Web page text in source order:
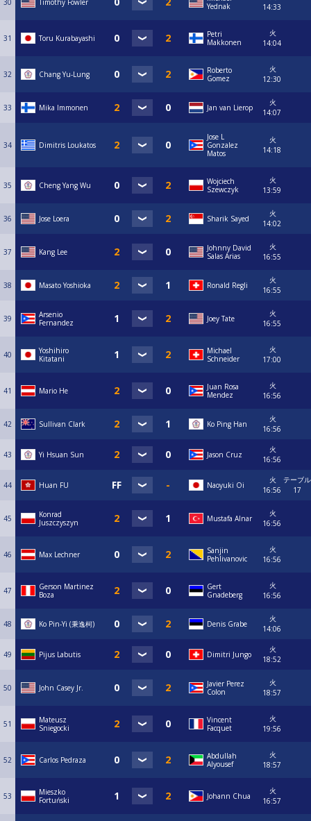
30 Timothy Fowler
Yednak
14:33
31 Toru Kurabayashi
Petri
Makkonen
火
14:04
32 Chang Yu-Lung
Roberto
Gomez
火
12:30
33 Mika Immonen Jan van Lierop
火
14:07
34 Dimitris Loukatos
Jose L
Gonzalez
Matos
火
14:18
35 Cheng Yang Wu
Wojciech
Szewczyk
火
13:59
36 Jose Loera Sharik Sayed
火
14:02
37 Kang Lee
Johnny David
Salas Arias
火
16:55
38 Masato Yoshioka Ronald Regli
火
16:55
39
Arsenio
Fernandez
Joey Tate
火
16:55
40
Yoshihiro
Kitatani
Michael
Schneider
火
17:00
41 Mario He
Juan Rosa
Mendez
火
16:56
42 Sullivan Clark Ko Ping Han
火
16:56
43 Yi Hsuan Sun Jason Cruz
火
16:56
44 Huan FU Naoyuki Oi
火
16:56
テーブル
17
45
Konrad
Juszczyszyn
Mustafa Alnar
火
16:56
46 Max Lechner
Sanjin
Pehlivanovic
火
16:56
47
Gerson Martinez
Boza
Gert
Gnadeberg
火
16:56
48 Ko Pin-Yi (秉逸柯) Denis Grabe
火
14:06
49 Pijus Labutis Dimitri Jungo
火
18:52
50 John Casey Jr.
Javier Perez
Colon
火
18:57
51
Mateusz
Sniegocki
Vincent
Facquet
火
19:56
52 Carlos Pedraza
Abdullah
Alyousef
火
18:57
53
Mieszko
Fortuński
Johann Chua
火
16:57